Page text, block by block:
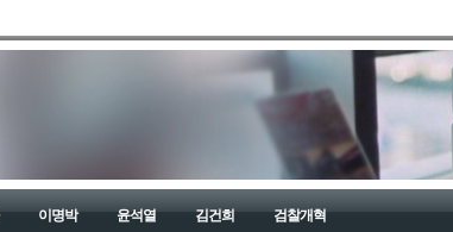
이명박 윤석열 김건희 검찰개혁